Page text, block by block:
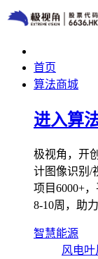
首页
算法商城
进入算
极视角，开
计图像识别/
项目6000+
8-10周，助
智慧能源
风电叶